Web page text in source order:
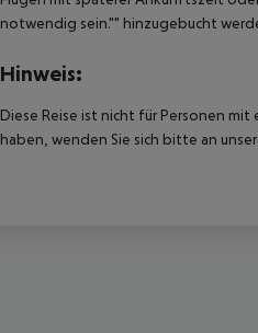
notwendig sein."" hinzugebucht
Hinweis:
Diese Reise ist nicht für Personen
haben, wenden Sie sich bitte an